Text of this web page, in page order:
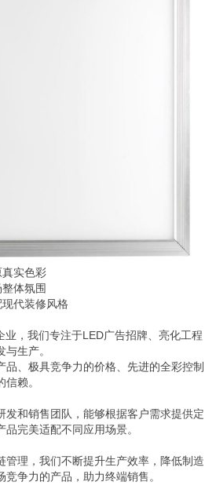
实色彩
体氛围
代装修风格
业，我们专注于LED广告招牌、亮化工程
生产。
品、极具竞争力的价格、先进的全彩控制
赖。
发和销售团队，能够根据客户需求提供定
完美适配不同应用场景。
管理，我们不断提升生产效率，降低制造
争力的产品，助力终端销售。